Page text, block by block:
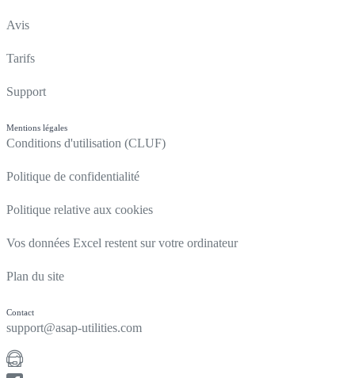
Avis
Tarifs
Support
Mentions légales
Conditions d'utilisation (CLUF)
Politique de confidentialité
Politique relative aux cookies
Vos données Excel restent sur votre ordinateur
Plan du site
Contact
support@asap-utilities.com